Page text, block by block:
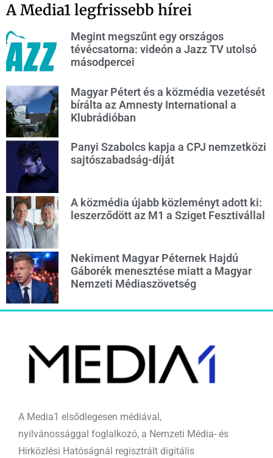
A Media1 legfrissebb hírei
Megint megszűnt egy országos
tévécsatorna: videón a Jazz TV utolsó
másodpercei
Magyar Pétert és a közmédia vezetését
bírálta az Amnesty International a
Klubrádióban
Panyi Szabolcs kapja a CPJ nemzetközi
sajtószabadság-díját
A közmédia újabb közleményt adott ki:
leszerződött az M1 a Sziget Fesztivállal
Nekiment Magyar Péternek Hajdú
Gáborék menesztése miatt a Magyar
Nemzeti Médiaszövetség
A Media1 elsődlegesen médiával,
nyilvánossággal foglalkozó, a Nemzeti Média- és
Hírközlési Hatóságnál regisztrált digitális